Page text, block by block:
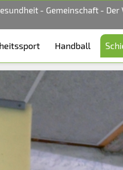
- Gemeinschaft - Der
Handball